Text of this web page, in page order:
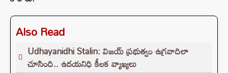
Also Read
Udhayanidhi Stalin: విజయ్ ప్రభుత్వం ఉగ్రవాదిలా
చూసింది.. ఉదయనిధి కీలక వ్యాఖ్యలు